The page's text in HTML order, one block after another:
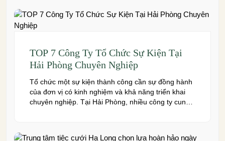
system, and dedicated event support to help
couples create a seamless and memorable […]
TOP 7 Công Ty Tổ Chức Sự Kiện Tại
Hải Phòng Chuyên Nghiệp
Tổ chức một sự kiện thành công cần sự đồng hành
của đơn vị có kinh nghiệm và khả năng triển khai
chuyên nghiệp. Tại Hải Phòng, nhiều công ty cung